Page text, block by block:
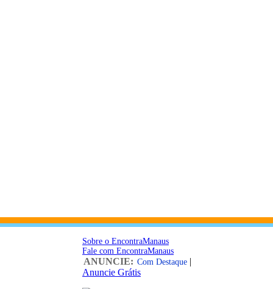
Sobre o EncontraManaus
Fale com EncontraManaus
ANUNCIE: Com Destaque |
Anuncie Grátis